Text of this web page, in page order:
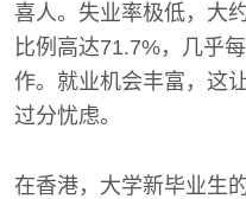
喜人。失业率极低，大
比例高达71.7%，几乎
作。就业机会丰富，这
过分忧虑。
在香港，大学新毕业生